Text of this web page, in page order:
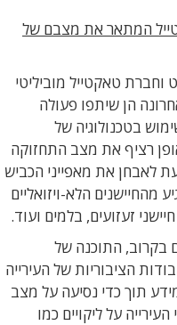
המתאר את מצבם של
וחברת טאקטייל מוביליטי
הן שיתפו פעולה
בטכנולוגיה של
רציף את מצב התחזוקה
לאבחן את מאפייני הכביש
הלא-ויזואליים
זעזועים, בלמים ועוד.
בקרוב, התוכנה של
הציבוריות של העירייה
תוך כדי נסיעה על מצב
על ליקויים כמו